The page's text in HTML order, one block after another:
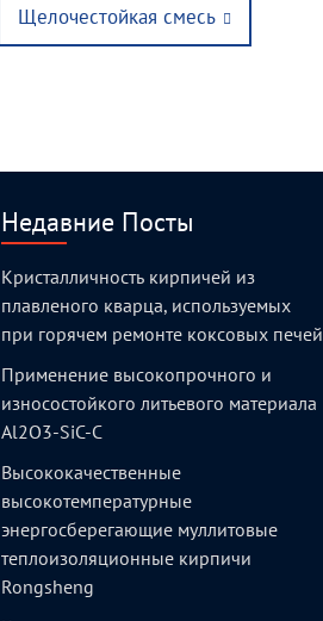
Next
post:
Щелочестойкая смесь
Недавние Посты
Кристалличность кирпичей из
плавленого кварца, используемых
при горячем ремонте коксовых печей
Применение высокопрочного и
износостойкого литьевого материала
Al2O3-SiC-C
Высококачественные
высокотемпературные
энергосберегающие муллитовые
теплоизоляционные кирпичи
Rongsheng